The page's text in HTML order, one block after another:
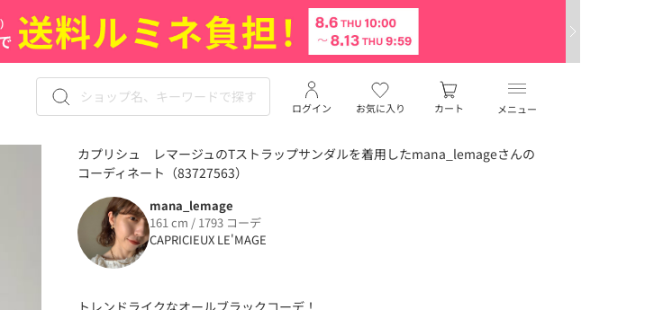
メニュー
お気に入り
ログイン カート
カプリシュ レマージュのTストラップサンダルを着用したmana_lemageさんの
コーディネート（83727563）
mana_lemage
161 cm / 1793 コーデ
CAPRICIEUX LE'MAGE
トレンドライクなオールブラックコーデ！